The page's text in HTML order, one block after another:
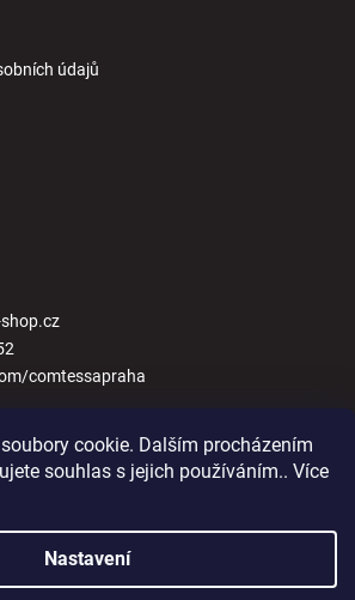
cookie. Dalším procházením
souhlas s jejich používáním.. Více
Nastavení
údajů
comtessapraha